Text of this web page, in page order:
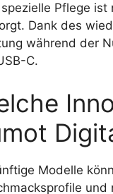
spezielle Pflege
Dank des
während der
C.
Modelle